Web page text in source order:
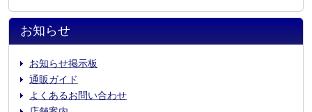
お知らせ
お知らせ掲示板
通販ガイド
よくあるお問い合わせ